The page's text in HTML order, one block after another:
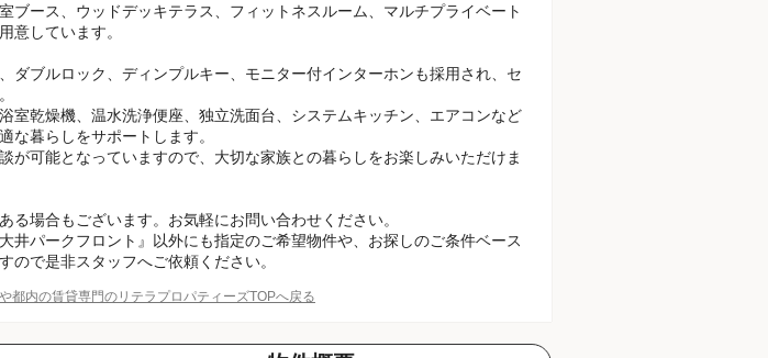
ブース、ウッドデッキテラス、フィットネスルーム、マルチプライベート
意しています。
ダブルロック、ディンプルキー、モニター付インターホンも採用され、セ
室乾燥機、温水洗浄便座、独立洗面台、システムキッチン、エアコンなど
な暮らしをサポートします。
が可能となっていますので、大切な家族との暮らしをお楽しみいただけま
場合もございます。お気軽にお問い合わせください。
井パークフロント』以外にも指定のご希望物件や、お探しのご条件ベース
ので是非スタッフへご依頼ください。
都内の賃貸専門のリテラプロパティーズTOPへ戻る